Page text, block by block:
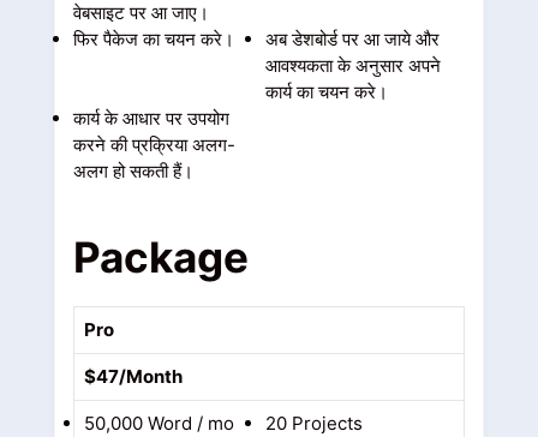
वेबसाइट पर आ जाए।
फिर पैकेज का चयन करे।
अब डेशबोर्ड पर आ जाये और
आवश्यकता के अनुसार अपने
कार्य का चयन करे।
कार्य के आधार पर उपयोग
करने की प्रक्रिया अलग-
अलग हो सकती हैं।
Package
Pro
$47/Month
50,000 Word / mo
20 Projects